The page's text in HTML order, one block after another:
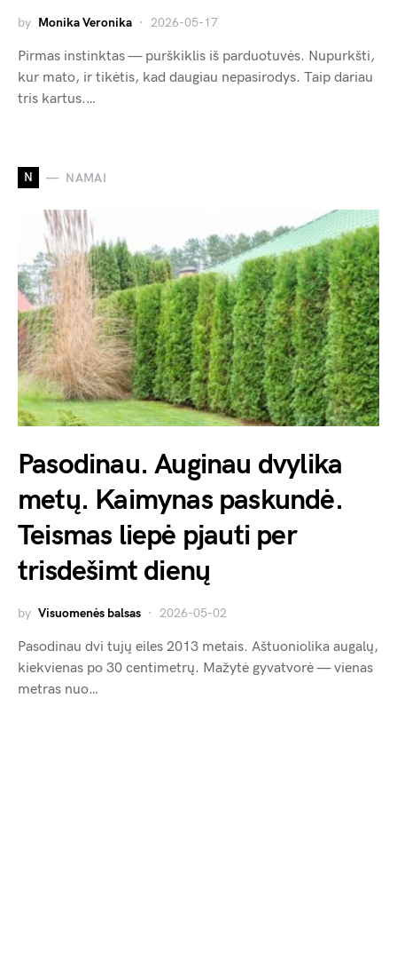
by Monika Veronika 2026-05-17
Pirmas instinktas — purškiklis iš parduotuvės. Nupurkšti,
kur mato, ir tikėtis, kad daugiau nepasirodys. Taip dariau
tris kartus.…
N NAMAI
Pasodinau. Auginau dvylika
metų. Kaimynas paskundė.
Teismas liepė pjauti per
trisdešimt dienų
by Visuomenės balsas 2026-05-02
Pasodinau dvi tujų eiles 2013 metais. Aštuoniolika augalų,
kiekvienas po 30 centimetrų. Mažytė gyvatvorė — vienas
metras nuo…